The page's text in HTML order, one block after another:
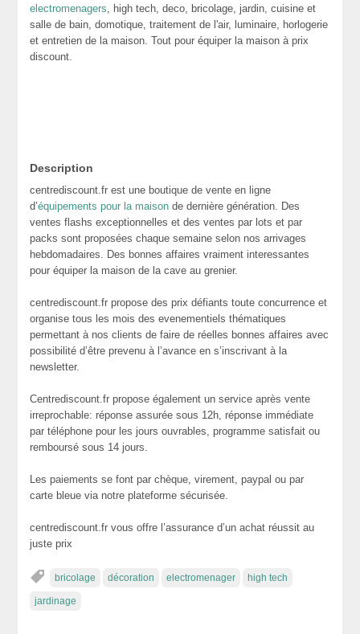
electromenagers , high tech, deco, bricolage, jardin, cuisine et
salle de bain, domotique, traitement de l'air, luminaire, horlogerie
et entretien de la maison. Tout pour équiper la maison à prix
discount.
Description
centrediscount.fr est une boutique de vente en ligne
d’équipements pour la maisonde dernière génération. Des
ventes flashs exceptionnelles et des ventes par lots et par
packs sont proposées chaque semaine selon nos arrivages
hebdomadaires. Des bonnes affaires vraiment interessantes
pour équiper la maison de la cave au grenier.
centrediscount.fr propose des prix défiants toute concurrence et
organise tous les mois des evenementiels thématiques
permettant à nos clients de faire de réelles bonnes affaires avec
possibilité d’être prevenu à l’avance en s’inscrivant à la
newsletter.
Centrediscount.fr propose également un service après vente
irreprochable: réponse assurée sous 12h, réponse immédiate
par téléphone pour les jours ouvrables, programme satisfait ou
remboursé sous 14 jours.
Les paiements se font par chèque, virement, paypal ou par
carte bleue via notre plateforme sécurisée.
centrediscount.fr vous offre l’assurance d’un achat réussit au
juste prix
bricolage décoration electromenager high tech
jardinage